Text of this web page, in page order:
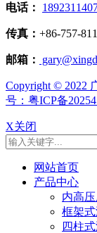
电话：
传真： +86-757-
邮箱：
Copyright © 2022
号：粤ICP备
X关闭
网站首页
产品中心
内高
框架
四柱